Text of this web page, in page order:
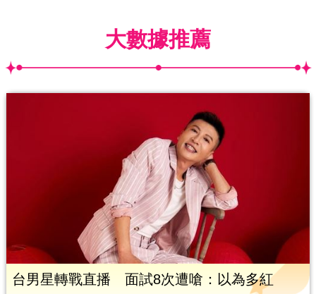
大數據推薦
台男星轉戰直播 面試8次遭嗆：以為多紅